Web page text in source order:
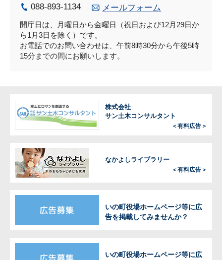
088-893-1134
メールフォーム
開庁日は、月曜日から金曜日（祝日および12月29日か
ら1月3日を除く）です。
お電話でのお問い合わせは、午前8時30分から午後5時
15分までの間にお願いします。
株式会社
サン土木コンサルタント
＜有料広告＞
なかよしライブラリー
＜有料広告＞
いの町役場ホームページ等に広
告を掲載してみませんか？
いの町役場ホームページ等に広